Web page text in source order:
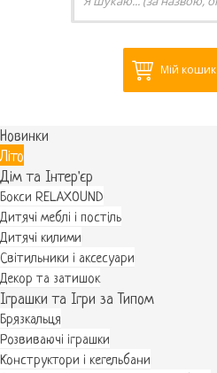
Мій кошик
Новинки
Літо
Дім та Інтер'єр
Бокси RELAXOUND
Дитячі меблі і постіль
Дитячі килими
Світильники і аксесуари
Декор та затишок
Іграшки та Ігри за Типом
Брязкальця
Розвиваючі іграшки
Конструктори і кегельбани